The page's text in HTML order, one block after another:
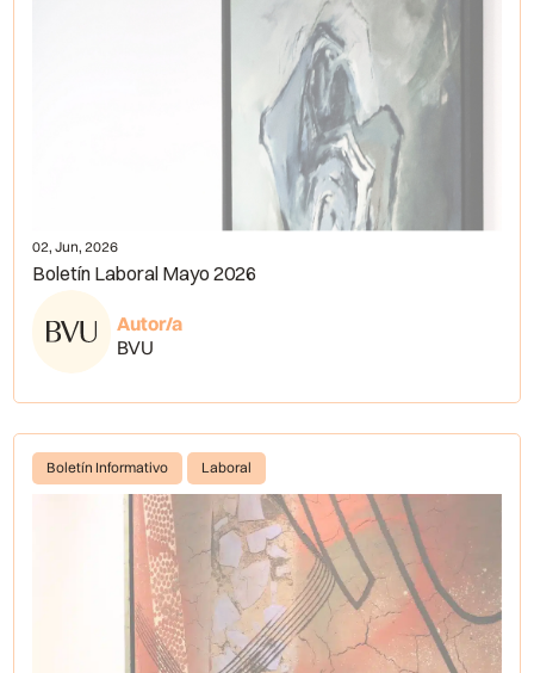
02, Jun, 2026
Boletín Laboral Mayo 2026
Autor/a
BVU
Boletín Informativo Laboral